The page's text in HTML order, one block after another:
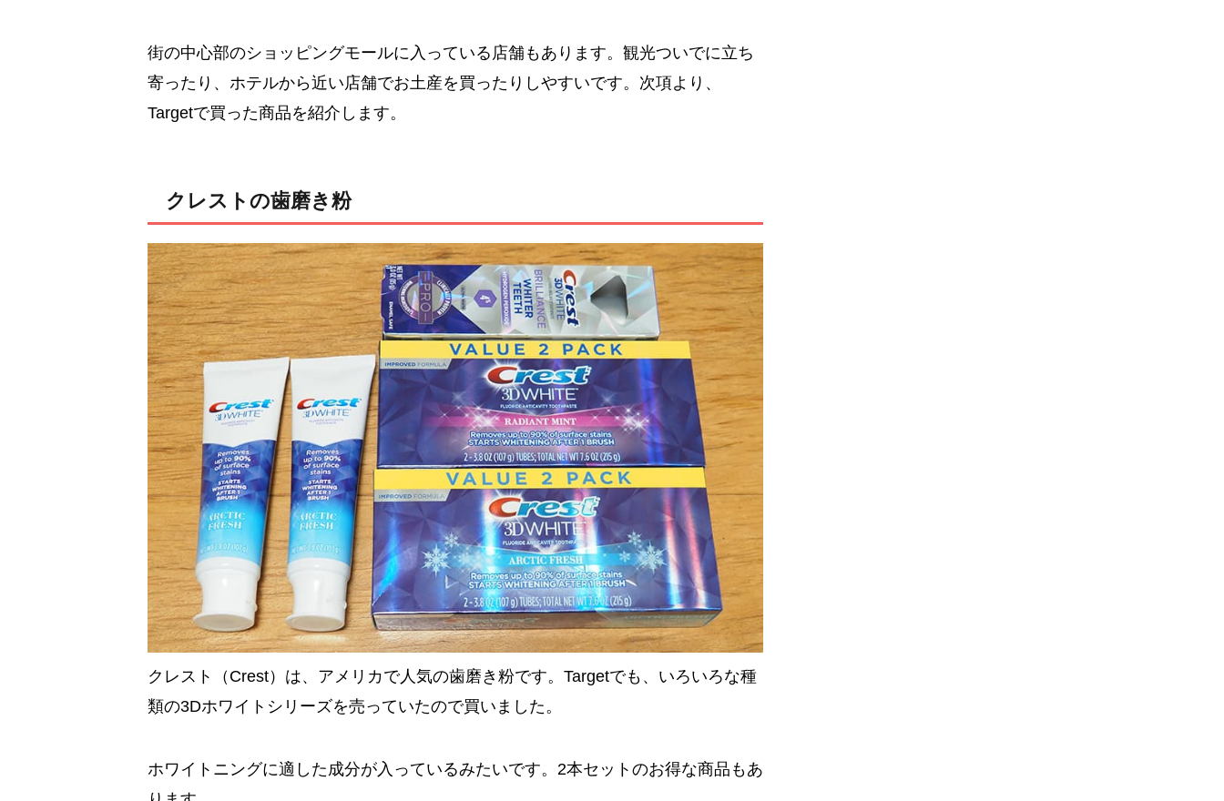
街の中心部のショッピングモールに入っている店舗もあります。観光ついでに立ち
寄ったり、ホテルから近い店舗でお土産を買ったりしやすいです。次項より、
Targetで買った商品を紹介します。
クレストの歯磨き粉
クレスト（Crest）は、アメリカで人気の歯磨き粉です。Targetでも、いろいろな種
類の3Dホワイトシリーズを売っていたので買いました。
ホワイトニングに適した成分が入っているみたいです。2本セットのお得な商品もあ